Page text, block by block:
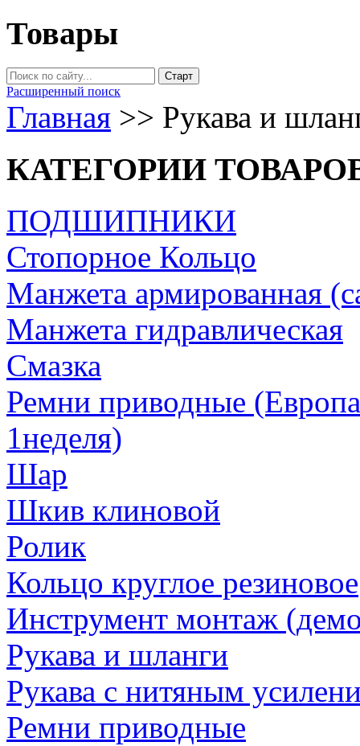
Товары
Расширенный поиск
Главная >> Рукава и
КАТЕГОРИИ
ПОДШИПНИКИ
Стопорное Кольцо
Манжета армированная
Манжета гидравлическая
Cмазка
Ремни приводные
1неделя)
Шар
Шкив клиновой
Ролик
Кольцо круглое резиновое
Инструмент монтаж
Рукава и шланги
Рукава с нитяным
Ремни приводные